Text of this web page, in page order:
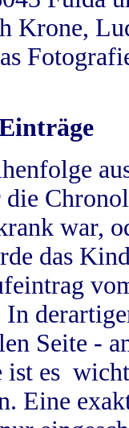
Krone,
die
war,
das
Seite -
ist es
Eine